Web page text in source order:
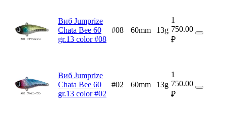
Виб Jumprize
Chata Bee 60
gr.13 color #08
#08 60mm 13g
1
750.00
₽
Виб Jumprize
Chata Bee 60
gr.13 color #02
#02 60mm 13g
1
750.00
₽